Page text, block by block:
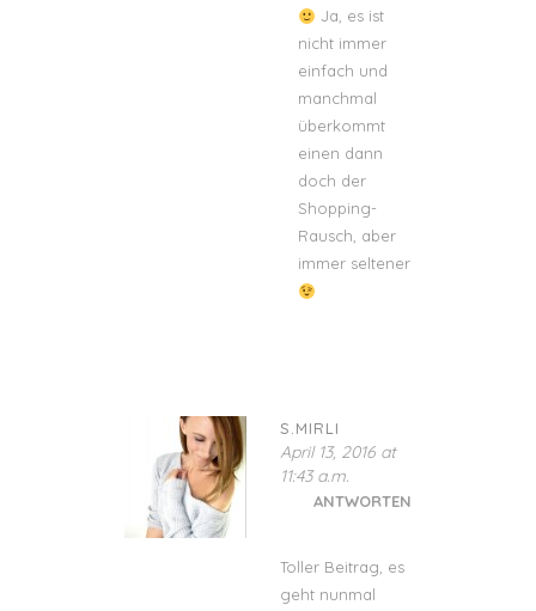
Ja, es ist
nicht immer
einfach und
manchmal
überkommt
einen dann
doch der
Shopping-
Rausch, aber
immer seltener
S.MIRLI
April 13, 2016 at
11:43 a.m.
ANTWORTEN
Toller Beitrag, es
geht nunmal